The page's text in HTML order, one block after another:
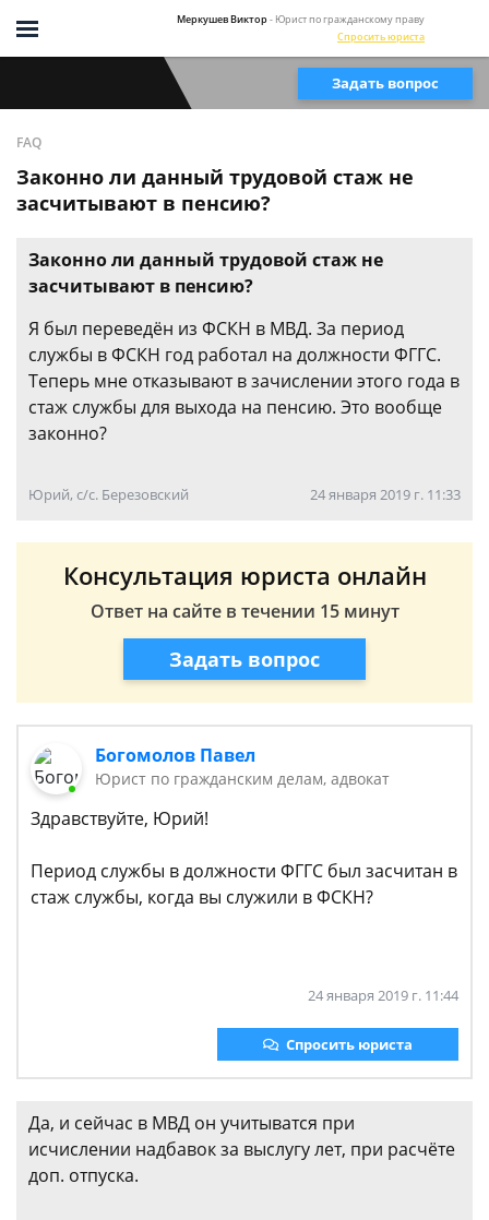
Меркушев Виктор- Юрист по гражданскому праву
Спросить юриста
Задать вопрос
FAQ
Законно ли данный трудовой стаж не
засчитывают в пенсию?
Законно ли данный трудовой стаж не
засчитывают в пенсию?
Я был переведён из ФСКН в МВД. За период
службы в ФСКН год работал на должности ФГГС.
Теперь мне отказывают в зачислении этого года в
стаж службы для выхода на пенсию. Это вообще
законно?
Юрий, с/с. Березовский 24 января 2019 г. 11:33
Консультация юриста онлайн
Ответ на сайте в течении 15 минут
Задать вопрос
Богомолов Павел
Юрист по гражданским делам, адвокат
Здравствуйте, Юрий!
Период службы в должности ФГГС был засчитан в
стаж службы, когда вы служили в ФСКН?
24 января 2019 г. 11:44
Спросить юриста
Да, и сейчас в МВД он учитыватся при
исчислении надбавок за выслугу лет, при расчёте
доп. отпуска.